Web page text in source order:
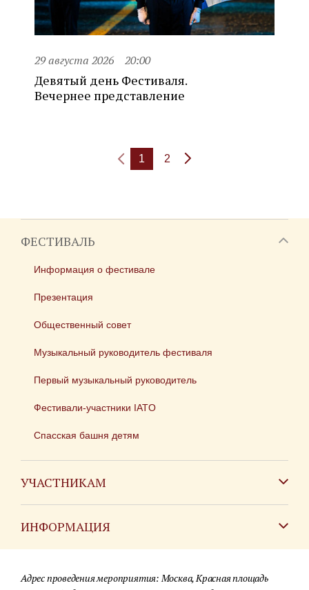
29 августа 2026 20:00
Девятый день Фестиваля.
Вечернее представление
1 2
ФЕСТИВАЛЬ
Информация о фестивале
Презентация
Общественный совет
Музыкальный руководитель фестиваля
Первый музыкальный руководитель
Фестивали-участники IATO
Спасская башня детям
УЧАСТНИКАМ
ИНФОРМАЦИЯ
Для СМИ
Адрес проведения мероприятия: Москва, Красная площадь